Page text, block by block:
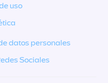
uso
datos personales
Sociales